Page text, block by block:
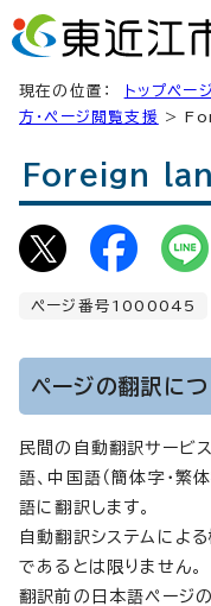
現在の位置： トップページ
方・ページ閲覧支援
>
Foreign
ページ番号1000045
ページの翻訳に
民間の自動翻訳サービ
語、中国語（簡体字・繁
語に翻訳します。
自動翻訳システムによ
であるとは限りません。
翻訳前の日本語ページ